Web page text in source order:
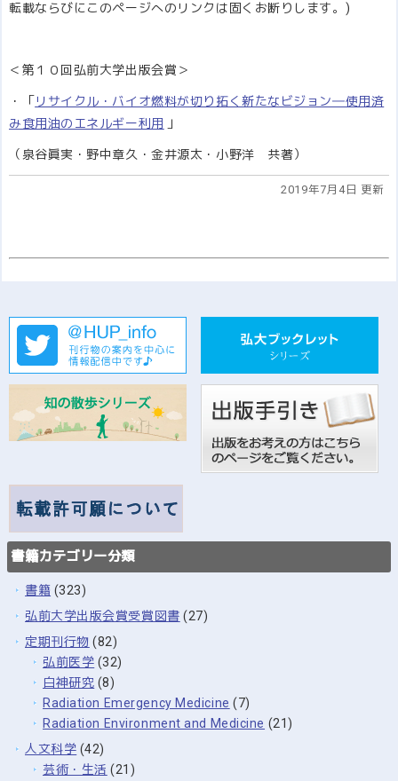
転載ならびにこのページへのリンクは固くお断りします。)
＜第１０回弘前大学出版会賞＞
・「 リサイクル・バイオ燃料が切り拓く新たなビジョン―使用済
み食用油のエネルギー利用
」
（泉谷眞実・野中章久・金井源太・小野洋 共著）
2019年7月4日 更新
書籍カテゴリー分類
書籍 (323)
弘前大学出版会賞受賞図書 (27)
定期刊行物 (82)
弘前医学 (32)
白神研究 (8)
Radiation Emergency Medicine (7)
Radiation Environment and Medicine (21)
人文科学 (42)
芸術・生活 (21)